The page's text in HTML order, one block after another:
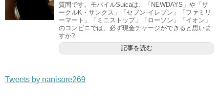
質問です。モバイルSuicaは、「NEWDAYS」や「サ
ークルK・サンクス」「セブン-イレブン」「ファミリ
ーマート」「ミニストップ」「ローソン」「イオン」
のコンビニでは、必ず現金チャージができると思いま
すか?
記事を読む
Tweets by nanisore269